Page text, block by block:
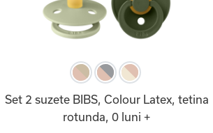
Set 2 suzete BIBS, Colour Latex, tetina
rotunda, 0 luni +